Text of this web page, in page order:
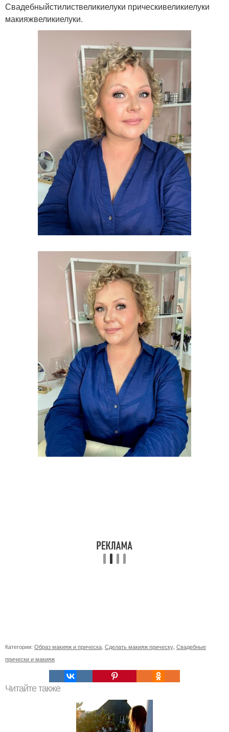
Свадебныйстилиствеликиелуки прическивеликиелуки
макияжвеликиелуки.
Категории: Образ макияж и прическа Сделать макияж прическу Свадебные
прически и макияж
Читайте также